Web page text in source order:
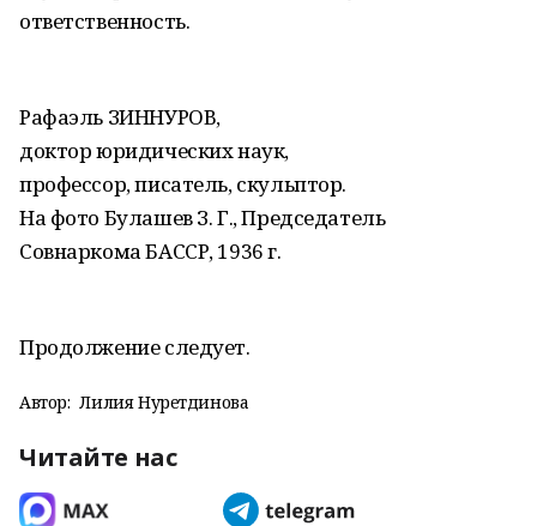
ответственность.
Рафаэль ЗИННУРОВ,
доктор юридических наук,
профессор, писатель, скульптор.
На фото Булашев З. Г., Председатель
Совнаркома БАССР, 1936 г.
Продолжение следует.
Автор: Лилия Нуретдинова
Читайте нас